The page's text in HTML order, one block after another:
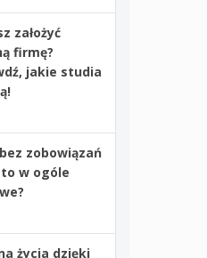
założyć
firmę?
jakie studia
zobowiązań
to w ogóle
życia dzięki